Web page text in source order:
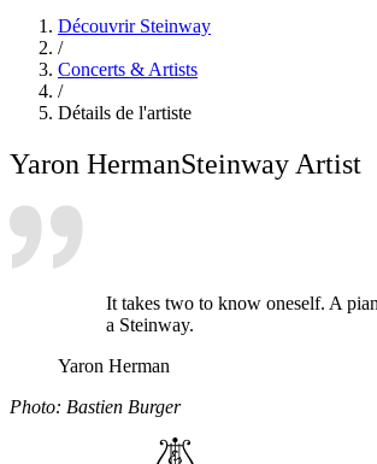
Découvrir Steinway
/
Concerts & Artists
/
Détails de l'artiste
Yaron HermanSteinway Artist
It takes two to know oneself. A
a Steinway.
Yaron Herman
Photo: Bastien Burger